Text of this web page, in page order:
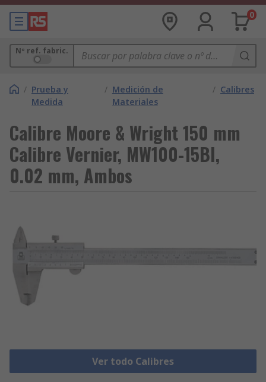
0
Nº ref. fabric.
/ Prueba y
Medida
/ Medición de
Materiales
/ Calibres
Calibre Moore & Wright 150 mm
Calibre Vernier, MW100-15BI,
0.02 mm, Ambos
Ver todo Calibres